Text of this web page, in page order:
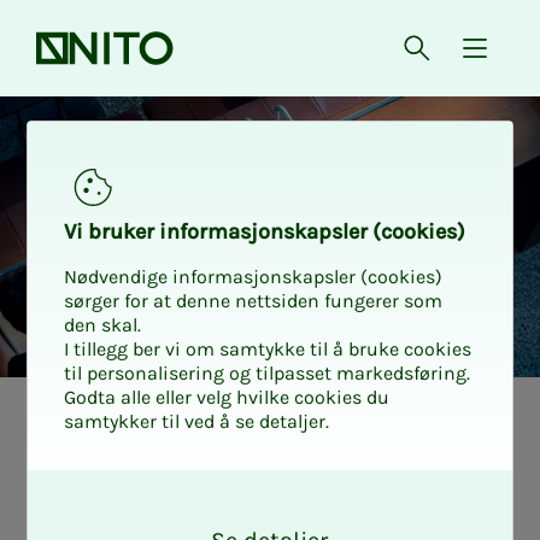
Front page Open{
Medlemslivet i NITO Karriere og utvikling
Vi bruk­er in­­­for­­masjon­skap­sler (cook­ies)
Nødvendige informasjonskapsler (cookies)
sørger for at denne nettsiden fungerer som
den skal.
I tillegg ber vi om samtykke til å bruke cookies
til personalisering og tilpasset markedsføring.
Godta alle eller velg hvilke cookies du
samtykker til ved å se detaljer.